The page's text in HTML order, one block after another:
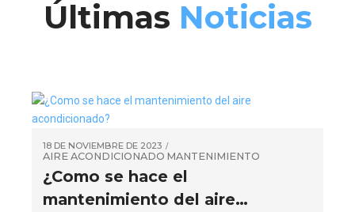
Últimas Noticias
18 DE NOVIEMBRE DE 2023
AIRE ACONDICIONADO MANTENIMIENTO
¿Como se hace el
mantenimiento del aire